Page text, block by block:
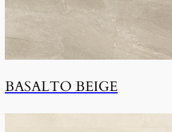
BASALTO BEIGE